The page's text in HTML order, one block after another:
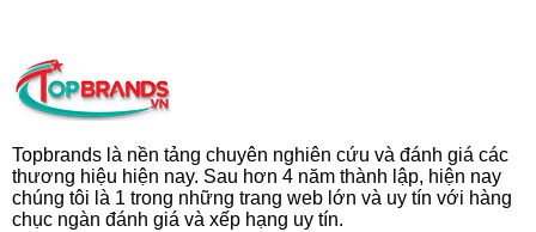
Topbrands là nền tảng chuyên nghiên cứu và đánh giá các
thương hiệu hiện nay. Sau hơn 4 năm thành lập, hiện nay
chúng tôi là 1 trong những trang web lớn và uy tín với hàng
chục ngàn đánh giá và xếp hạng uy tín.